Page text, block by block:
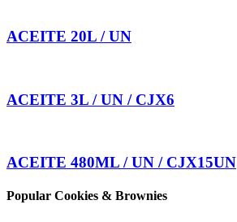
ACEITE 20L / UN
ACEITE 3L / UN / CJX6
ACEITE 480ML / UN / CJX15UN
Popular Cookies & Brownies